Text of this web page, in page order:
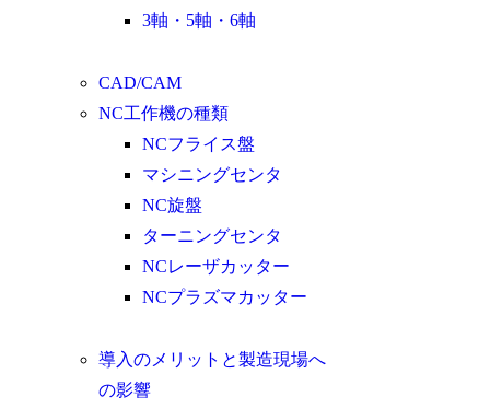
3軸・5軸・6軸
CAD/CAM
NC工作機の種類
NCフライス盤
マシニングセンタ
NC旋盤
ターニングセンタ
NCレーザカッター
NCプラズマカッター
導入のメリットと製造現場へ
の影響